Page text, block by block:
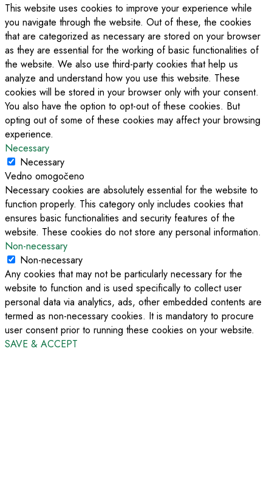
This website uses cookies to improve your experience while
you navigate through the website. Out of these, the cookies
that are categorized as necessary are stored on your browser
as they are essential for the working of basic functionalities of
the website. We also use third-party cookies that help us
analyze and understand how you use this website. These
cookies will be stored in your browser only with your consent.
You also have the option to opt-out of these cookies. But
opting out of some of these cookies may affect your browsing
experience.
Necessary
Necessary
Vedno omogočeno
Necessary cookies are absolutely essential for the website to
function properly. This category only includes cookies that
ensures basic functionalities and security features of the
website. These cookies do not store any personal information.
Non-necessary
Non-necessary
Any cookies that may not be particularly necessary for the
website to function and is used specifically to collect user
personal data via analytics, ads, other embedded contents are
termed as non-necessary cookies. It is mandatory to procure
user consent prior to running these cookies on your website.
SAVE & ACCEPT